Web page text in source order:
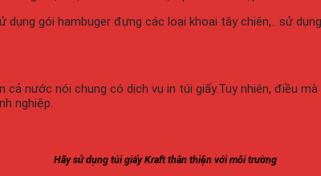
gói hambuger đựng các loại khoai tây chiên,.. sử
nước nói chung có dịch vụ in túi giấy.Tuy nhiên, điều
nghiệp.
Hãy sử dụng túi giấy Kraft thân thiện với môi trường